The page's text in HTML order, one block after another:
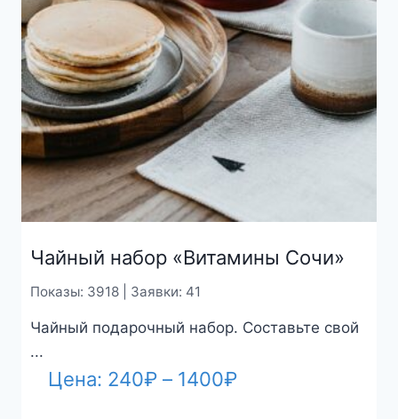
Чайный набор «Витамины Сочи»
Показы: 3918 | Заявки: 41
Чайный подарочный набор. Составьте свой
...
Цена: 240₽ – 1400₽Диапазон